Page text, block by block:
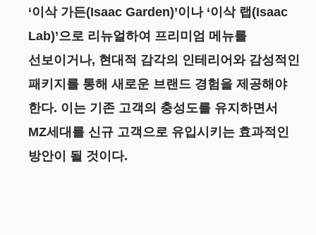
‘이삭 가든(Isaac Garden)’이나 ‘이삭 랩(Isaac
Lab)’으로 리뉴얼하여 프리미엄 메뉴를
선보이거나, 현대적 감각의 인테리어와 감성적인
패키지를 통해 새로운 브랜드 경험을 제공해야
한다. 이는 기존 고객의 충성도를 유지하면서
MZ세대를 신규 고객으로 유입시키는 효과적인
방안이 될 것이다.